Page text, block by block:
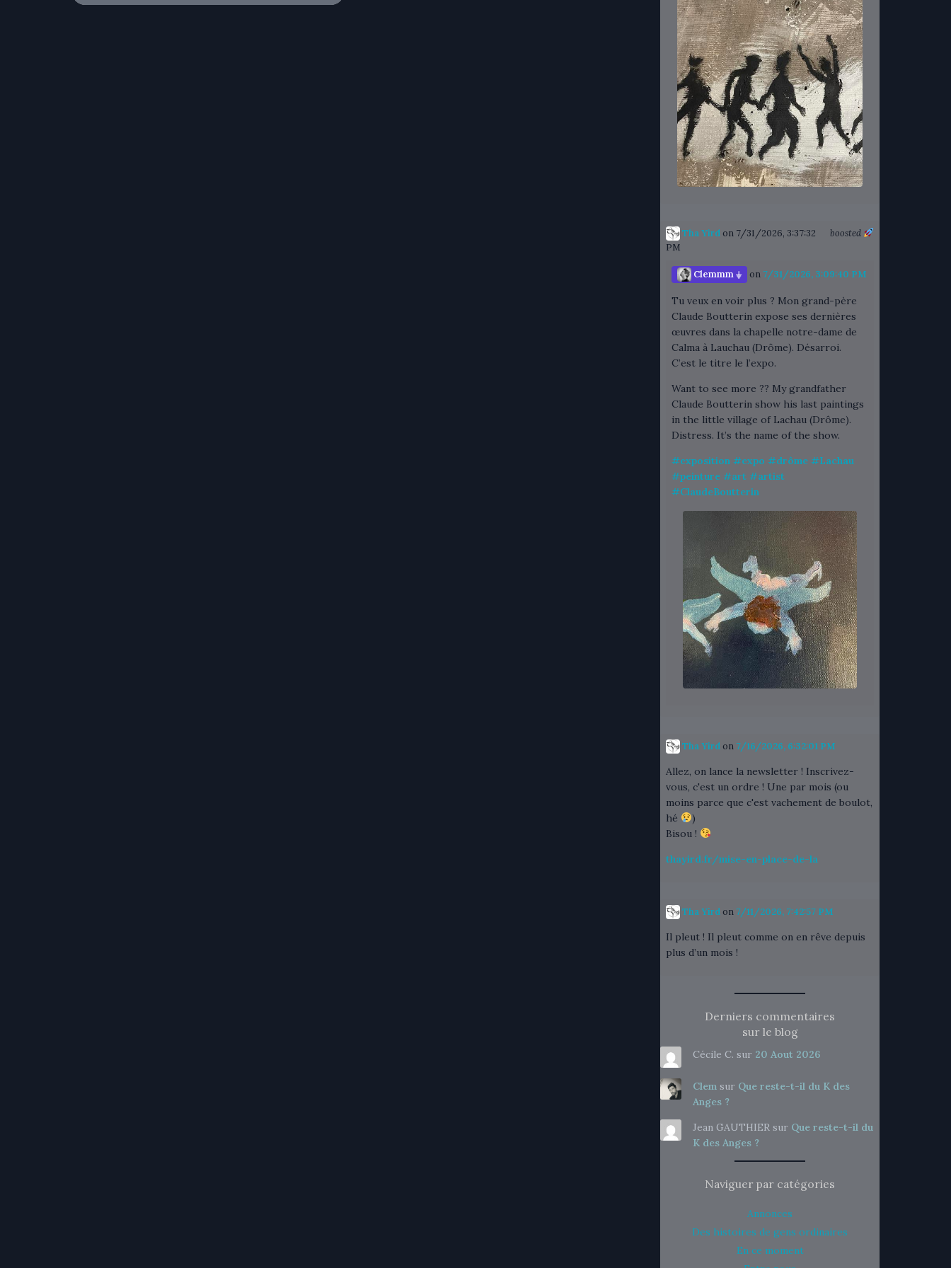
boosted
Tha Yird on 7/31/2026, 3:37:32
PM
Clemmm ⏚ on 7/31/2026, 3:09:40 PM
Tu veux en voir plus ? Mon grand-père
Claude Boutterin expose ses dernières
œuvres dans la chapelle notre-dame de
Calma à Lauchau (Drôme). Désarroi.
C’est le titre le l’expo.
Want to see more ?? My grandfather
Claude Boutterin show his last paintings
in the little village of Lachau (Drôme).
Distress. It’s the name of the show.
#exposition #expo #drôme #Lachau
#peinture #art #artist
#ClaudeBoutterin
Tha Yird on 7/16/2026, 6:32:01 PM
Allez, on lance la newsletter ! Inscrivez-
vous, c'est un ordre ! Une par mois (ou
moins parce que c'est vachement de boulot,
hé
)
Bisou !
thayird.fr/mise-en-place-de-la
Tha Yird on 7/11/2026, 7:42:57 PM
Il pleut ! Il pleut comme on en rêve depuis
plus d’un mois !
Derniers commentaires
sur le blog
Cécile C. sur 20 Aout 2026
Clemsur Que reste-t-il du K des
Anges ?
Jean GAUTHIERsur Que reste-t-il du
K des Anges ?
Naviguer par catégories
Annonces
Des histoires de gens ordinaires
En ce moment